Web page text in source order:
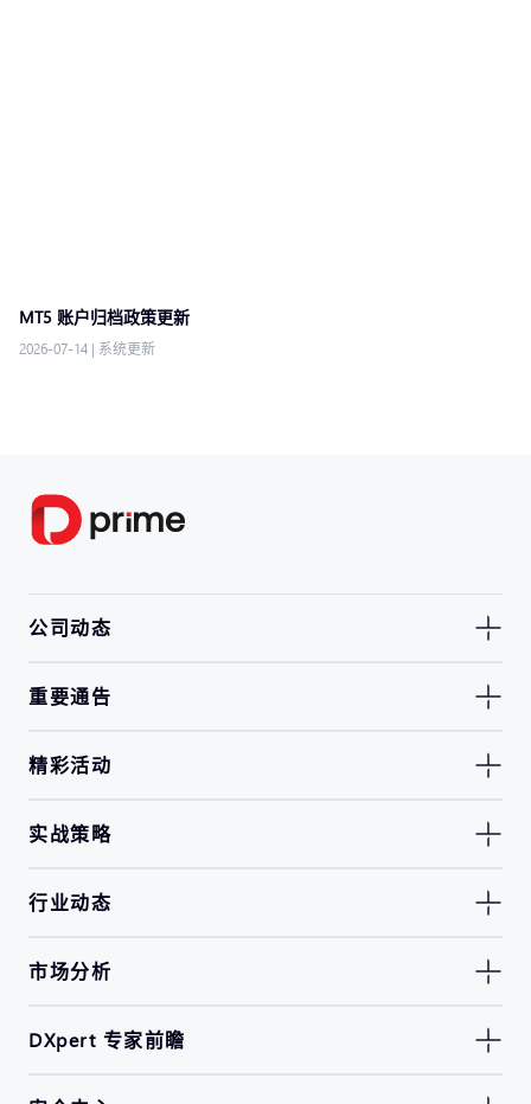
MT5 账户归档政策更新
2026-07-14 | 系统更新
公司动态
重要通告
精彩活动
实战策略
行业动态
市场分析
DXpert 专家前瞻